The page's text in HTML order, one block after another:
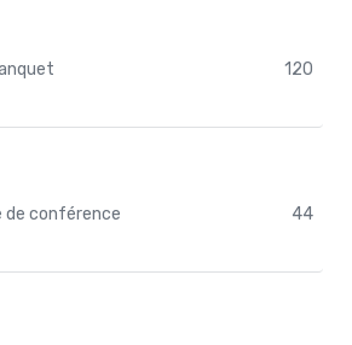
120
de conférence 44